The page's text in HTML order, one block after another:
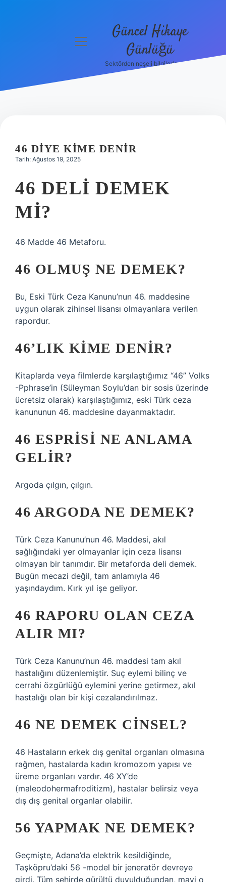
Hakkımızda
menüyü
Güncel Hikaye
Günlüğü
Sektörden neşeli bilgilerle tanış!
46 DIYE KIME DENIR
Tarih: Ağustos 19, 2025
46 DELI DEMEK
MI?
46 Madde 46 Metaforu.
46 OLMUŞ NE DEMEK?
Bu, Eski Türk Ceza Kanunu’nun 46. maddesine
uygun olarak zihinsel lisansı olmayanlara verilen
rapordur.
46’LIK KIME DENIR?
Kitaplarda veya filmlerde karşılaştığımız “46” Volks
-Pphrase’in (Süleyman Soylu’dan bir sosis üzerinde
ücretsiz olarak) karşılaştığımız, eski Türk ceza
kanununun 46. maddesine dayanmaktadır.
46 ESPRISI NE ANLAMA
GELIR?
Argoda çılgın, çılgın.
46 ARGODA NE DEMEK?
Türk Ceza Kanunu’nun 46. Maddesi, akıl
sağlığındaki yer olmayanlar için ceza lisansı
olmayan bir tanımdır. Bir metaforda deli demek.
Bugün mecazi değil, tam anlamıyla 46
yaşındaydım. Kırk yıl işe geliyor.
46 RAPORU OLAN CEZA
ALIR MI?
Türk Ceza Kanunu’nun 46. maddesi tam akıl
hastalığını düzenlemiştir. Suç eylemi bilinç ve
cerrahi özgürlüğü eylemini yerine getirmez, akıl
hastalığı olan bir kişi cezalandırılmaz.
46 NE DEMEK CINSEL?
46 Hastaların erkek dış genital organları olmasına
rağmen, hastalarda kadın kromozom yapısı ve
üreme organları vardır. 46 XY’de
(maleodohermafroditizm), hastalar belirsiz veya
dış dış genital organlar olabilir.
56 YAPMAK NE DEMEK?
Geçmişte, Adana’da elektrik kesildiğinde,
Taşköpru’daki 56 -model bir jeneratör devreye
girdi. Tüm şehirde gürültü duyulduğundan, mavi o